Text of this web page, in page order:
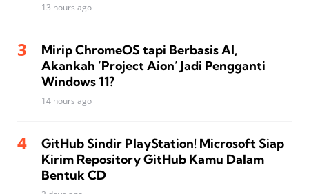
13 hours ago
Mirip ChromeOS tapi Berbasis AI,
Akankah ‘Project Aion’ Jadi Pengganti
Windows 11?
14 hours ago
GitHub Sindir PlayStation! Microsoft Siap
Kirim Repository GitHub Kamu Dalam
Bentuk CD